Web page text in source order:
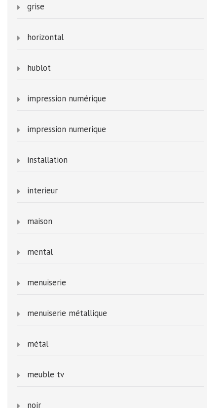
grise
horizontal
hublot
impression numérique
impression numerique
installation
interieur
maison
mental
menuiserie
menuiserie métallique
métal
meuble tv
noir